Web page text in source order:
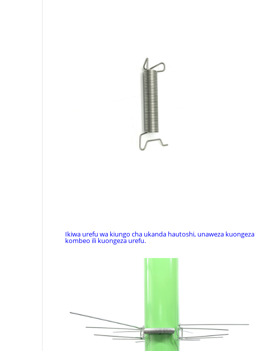
Ikiwa urefu wa kiungo cha ukanda hautoshi, unaweza kuongeza
kombeo ili kuongeza urefu.